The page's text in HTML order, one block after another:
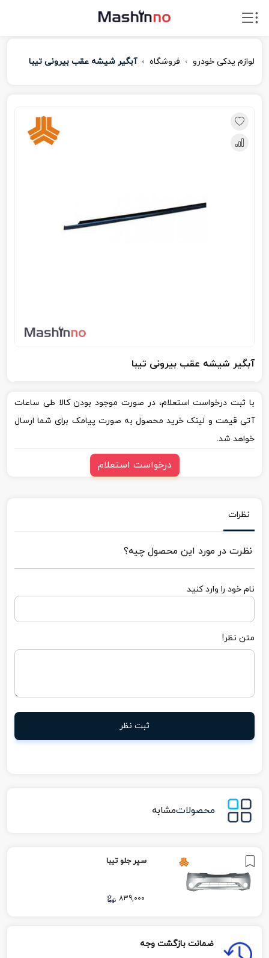
لوازم یدکی خودرو فروشگاه آبگیر شیشه عقب بیرونی تیبا
آبگیر شیشه عقب بیرونی تیبا
با ثبت درخواست استعلام، در صورت موجود بودن کالا طی ساعات
آتی قیمت و لینک خرید محصول به صورت پیامک برای شما ارسال
خواهد شد.
درخواست استعلام
نظرات
نظرت در مورد این محصول چیه؟
نام خود را وارد کنید
متن نظر!
ثبت نظر
محصولاتمشابه
سپر جلو تیبا
839,000
ضمانت بازگشت وجه